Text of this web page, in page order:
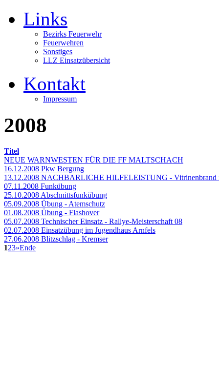
Links
Bezirks Feuerwehr
Feuerwehren
Sonstiges
LLZ Einsatzübersicht
Kontakt
Impressum
2008
Titel
NEUE WARNWESTEN FÜR DIE FF MALTSCHACH
16.12.2008 Pkw Bergung
13.12.2008 NACHBARLICHE HILFELEISTUNG - Vitrinenbrand
07.11.2008 Funkübung
25.10.2008 Abschnittsfunkübung
05.09.2008 Übung - Atemschutz
01.08.2008 Übung - Flashover
05.07.2008 Technischer Einsatz - Rallye-Meisterschaft 08
02.07.2008 Einsatzübung im Jugendhaus Arnfels
27.06.2008 Blitzschlag - Kremser
123»Ende